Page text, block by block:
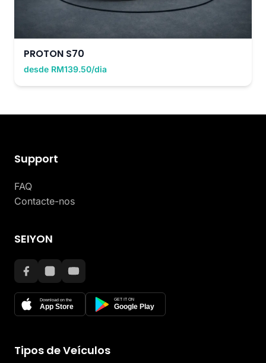
PROTON S70
desde RM139.50/dia
SEIYON
Download on the
App Store
GET IT ON
Google Play
Tipos de Veículos
Support
FAQ
Contacte-nos